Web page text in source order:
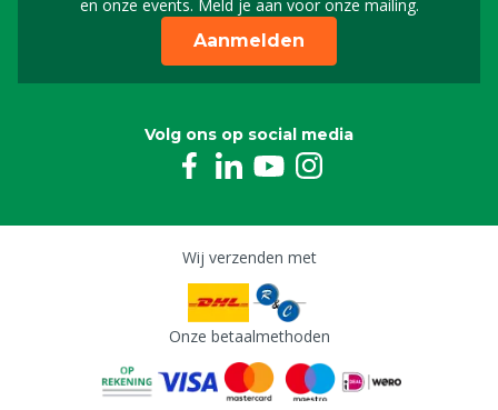
en onze events. Meld je aan voor onze mailing.
Aanmelden
Volg ons op social media
Wij verzenden met
Onze betaalmethoden